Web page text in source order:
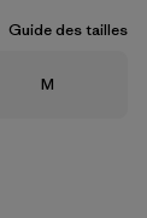
Guide des tailles
Taille
M